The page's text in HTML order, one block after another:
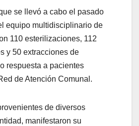
se llevó a cabo el pasado
equipo multidisciplinario de
110 esterilizaciones, 112
y 50 extracciones de
respuesta a pacientes
de Atención Comunal.
de diversos
manifestaron su